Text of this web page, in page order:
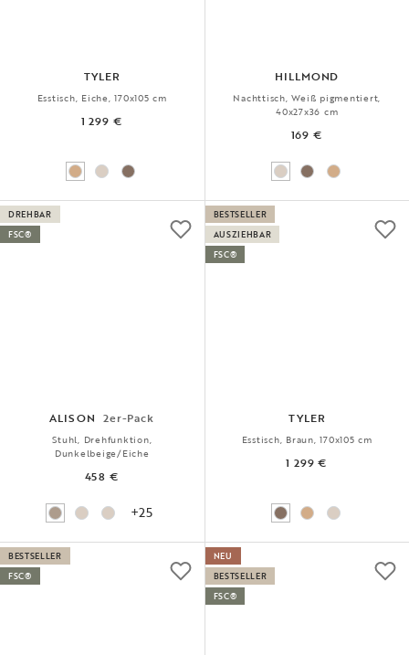
TYLER
Esstisch, Eiche, 170x105 cm
1 299 €
HILLMOND
Nachttisch, Weiß pigmentiert,
40x27x36 cm
169 €
ALISON 2er-Pack
Stuhl, Drehfunktion,
Dunkelbeige/Eiche
458 €
+25
DREHBAR
FSC®
TYLER
Esstisch, Braun, 170x105 cm
1 299 €
BESTSELLER
AUSZIEHBAR
FSC®
BESTSELLER
FSC®
NEU
BESTSELLER
FSC®